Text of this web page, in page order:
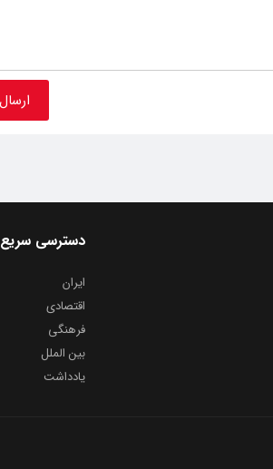
دسترسی سریع
ایران
اقتصادی
فرهنگی
بین الملل
یادداشت